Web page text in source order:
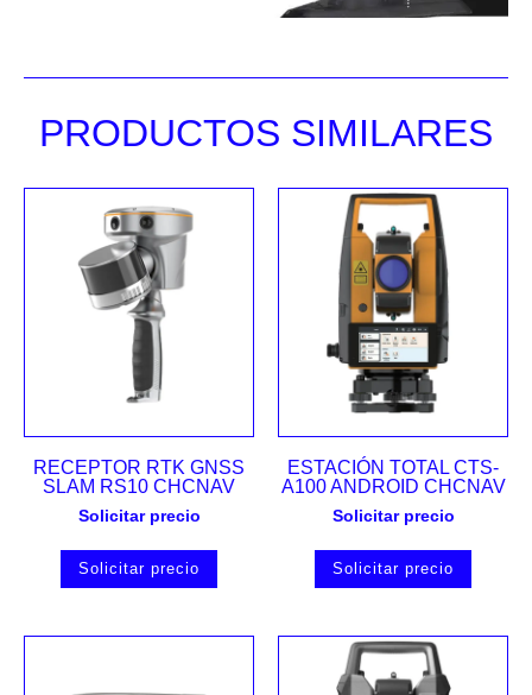
PRODUCTOS SIMILARES
RECEPTOR RTK GNSS
SLAM RS10 CHCNAV
Solicitar precio
Solicitar precio
ESTACIÓN TOTAL CTS-
A100 ANDROID CHCNAV
Solicitar precio
Solicitar precio